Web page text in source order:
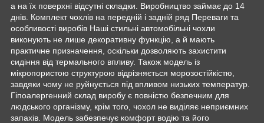
а на їх поверхні відсутні складки. Виробництво займає до 14
днів. Комплект чохлів на передній і задній ряд Переваги та
особливості виробів Наші стильні автомобільні чохли
виконують не лише декоративну функцію, а й мають
практичне призначення, оскільки дозволяють захистити
сидіння від термального впливу. Також модель із
мікропористою структурою відрізняється морозостійкістю,
завдяки чому не руйнується під впливом низьких температур.
Гіпоалергенний склад виробу є повністю безпечним для
людського організму, крім того, чохол не виділяє неприємних
запахів. Модель забезпечує комфорт водію та його